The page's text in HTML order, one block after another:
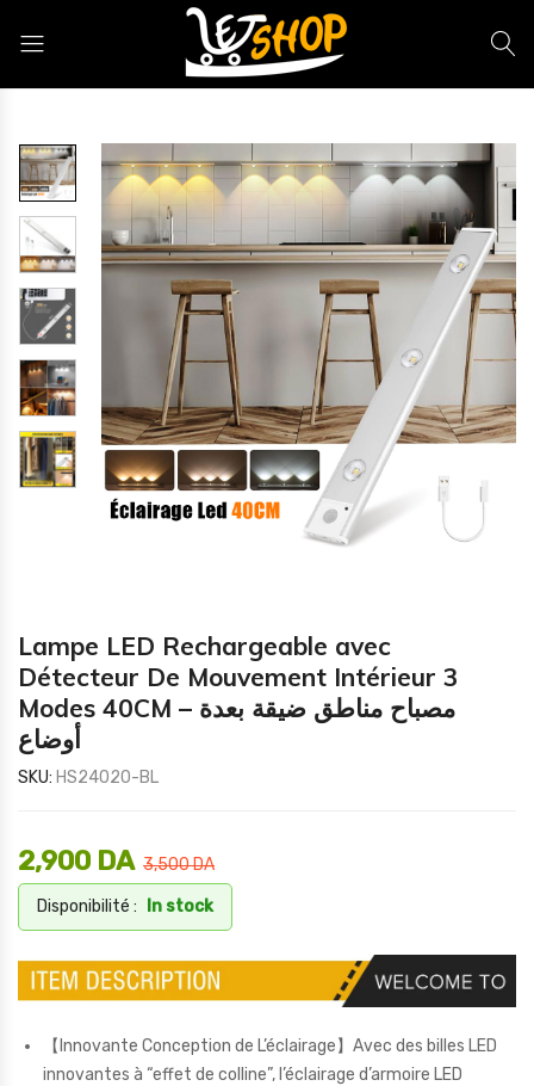
Lampe LED Rechargeable avec
Détecteur De Mouvement Intérieur 3
Modes 40CM – مصباح مناطق ضيقة بعدة
أوضاع
SKU: HS24020-BL
3,500DA
2,900 DA
Disponibilité : In stock
【Innovante Conception de L’éclairage】Avec des billes LED
innovantes à “effet de colline”, l’éclairage d’armoire LED